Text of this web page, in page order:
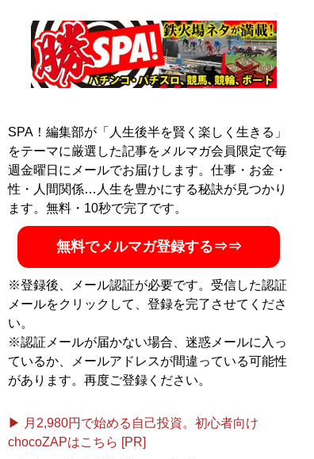
グナルRightの名前で2010年、全公営競技を解説する生
主として話題となり、現在もツイキャスやYoutubeなど
で配信活動を継続中。競輪情報サイト「競輪展開予想シ
」運営。また、ギャンブラーの視点でプロ野球を数
記事一覧へ
SPA！編集部が「人生後半を賢く楽しく生きる」
をテーマに厳選した記事をメルマガ会員限定で毎
週金曜日にメールでお届けします。仕事・お金・
性・人間関係…人生を豊かにする秘訣が見つかり
ます。無料・10秒で完了です。
無料でメルマガ登録する⇒⇒
※登録後、メール認証が必要です。受信した認証
メールをクリックして、登録を完了させてくださ
い。
※認証メールが届かない場合、迷惑メールに入っ
ているか、メールアドレスが間違っている可能性
があります。再度ご登録ください。
▶ 月2,980円で始める自己投資。初心者向け
chocoZAPはこちら [PR]